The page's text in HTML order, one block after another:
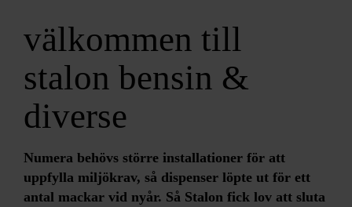
välkommen till
stalon bensin &
diverse
Numera behövs större installationer för att
uppfylla miljökrav, så dispenser löpte ut för ett
antal mackar vid nyår. Så Stalon fick lov att sluta